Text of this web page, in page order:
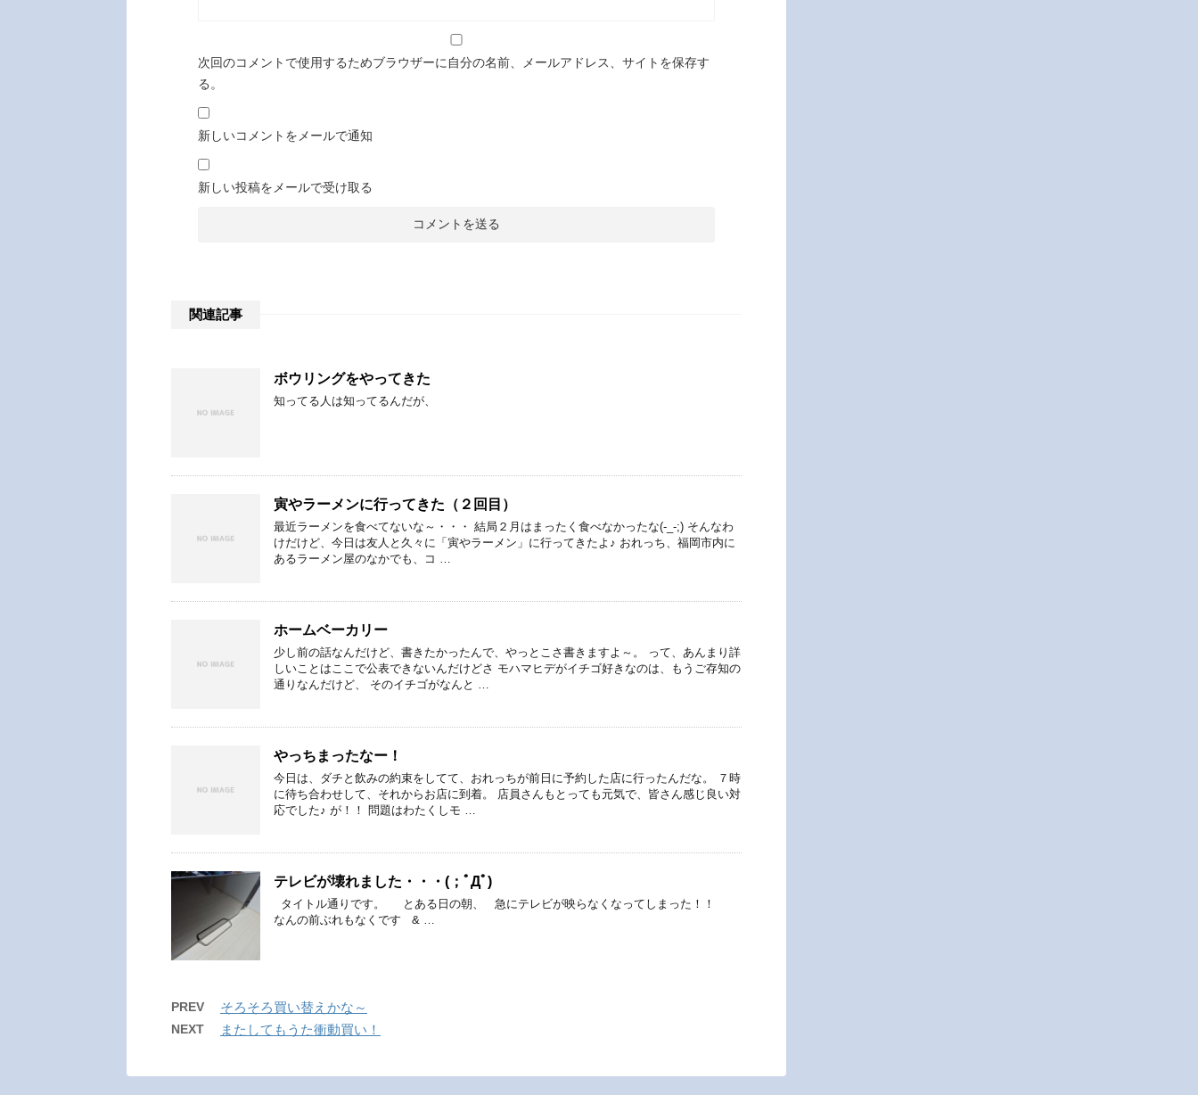
次回のコメントで使用するためブラウザーに自分の名前、メールアドレス、サイトを保存す
る。
新しいコメントをメールで通知
新しい投稿をメールで受け取る
関連記事
ボウリングをやってきた
知ってる人は知ってるんだが、
寅やラーメンに行ってきた（２回目）
最近ラーメンを食べてないな～・・・ 結局２月はまったく食べなかったな(-_-;) そんなわ
けだけど、今日は友人と久々に「寅やラーメン」に行ってきたよ♪ おれっち、福岡市内に
あるラーメン屋のなかでも、コ …
ホームベーカリー
少し前の話なんだけど、書きたかったんで、やっとこさ書きますよ～。 って、あんまり詳
しいことはここで公表できないんだけどさ モハマヒデがイチゴ好きなのは、もうご存知の
通りなんだけど、 そのイチゴがなんと …
やっちまったなー！
今日は、ダチと飲みの約束をしてて、おれっちが前日に予約した店に行ったんだな。 ７時
に待ち合わせして、それからお店に到着。 店員さんもとっても元気で、皆さん感じ良い対
応でした♪ が！！ 問題はわたくしモ …
テレビが壊れました・・・(；ﾟДﾟ)
タイトル通りです。 とある日の朝、 急にテレビが映らなくなってしまった！！
なんの前ぶれもなくです & …
PREV そろそろ買い替えかな～
NEXT またしてもうた衝動買い！